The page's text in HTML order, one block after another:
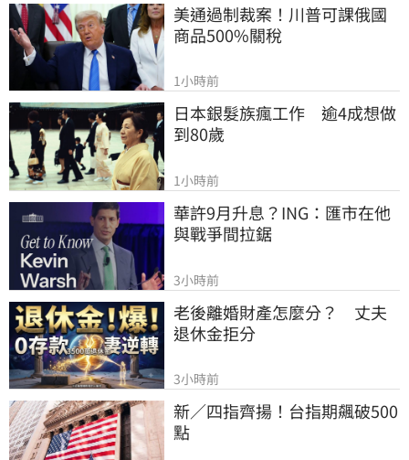
美通過制裁案！川普可課俄國
商品500%關稅
1小時前
日本銀髮族瘋工作　逾4成想做
到80歲
1小時前
華許9月升息？ING：匯市在他
與戰爭間拉鋸
3小時前
老後離婚財產怎麼分？　丈夫
退休金拒分
3小時前
新／四指齊揚！台指期飆破500
點